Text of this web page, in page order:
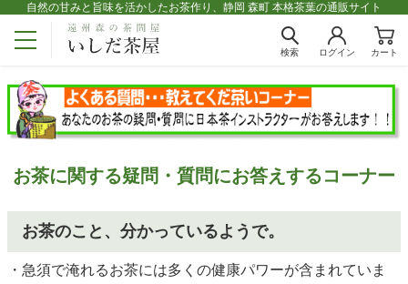
自然の甘みと旨味を活かしたお茶作り、静岡 森町 本格茶葉の通販サイト
検索 ログイン カート
お茶に関する疑問・質問にお答えするコーナー
お茶のこと、分かっているようで。
・急須で淹れるお茶には多くの健康パワーが含まれていま